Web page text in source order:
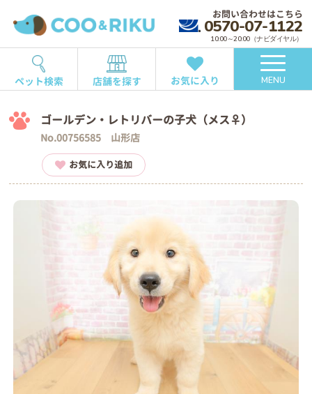
お問い合わせはこちら
0570-07-1122
10:00～20:00（ナビダイヤル）
ペット検索 店舗を探す お気に入り MENU
ゴールデン・レトリバーの子犬（メス♀）
No.00756585 山形店
お気に入り追加